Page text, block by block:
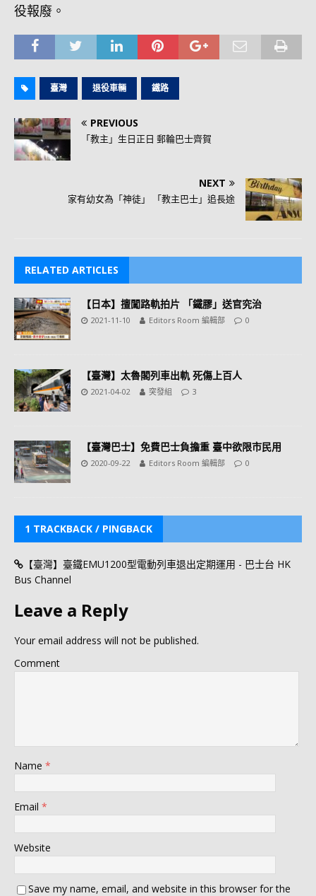
役報廢。
臺灣 退役車輛 鐵路
PREVIOUS
「教主」生日正日 郵輪巴士齊賀
NEXT
家有幼女為「神徒」 「教主巴士」追長途
RELATED ARTICLES
【日本】擅闖路軌拍片 「鐵膠」送官究治
2021-11-10 Editors Room 編輯部 0
【臺灣】太魯閣列車出軌 死傷上百人
2021-04-02 突發組 3
【臺灣巴士】免費巴士負擔重 臺中欲限市民用
2020-09-22 Editors Room 編輯部 0
1 TRACKBACK / PINGBACK
【臺灣】臺鐵EMU1200型電動列車退出定期運用 - 巴士台 HK
Bus Channel
Leave a Reply
Your email address will not be published.
Comment
Name *
Email *
Website
Save my name, email, and website in this browser for the